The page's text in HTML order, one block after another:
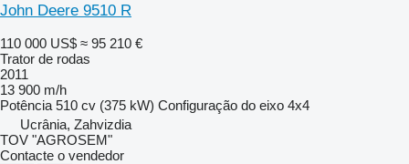
John Deere 9510 R
110 000 US$ ≈ 95 210 €
Trator de rodas
2011
13 900 m/h
Potência 510 cv (375 kW) Configuração do eixo 4x4
Ucrânia, Zahvizdia
TOV "AGROSEM"
Contacte o vendedor